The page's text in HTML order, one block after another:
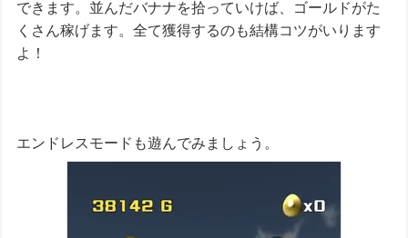
できます。並んだバナナを拾っていけば、ゴールドがた
くさん稼げます。全て獲得するのも結構コツがいります
よ！
エンドレスモードも遊んでみましょう。